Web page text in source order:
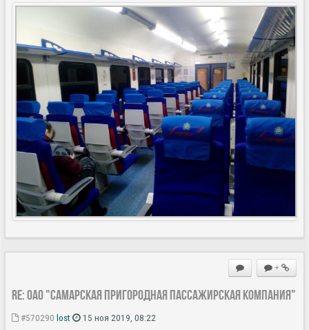
+
Re: ОАО "Самарская пригородная пассажирская компания"
#570290 lost 15 ноя 2019, 08:22